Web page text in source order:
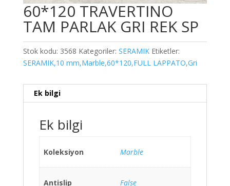
60*120 TRAVERTINO
TAM PARLAK GRI REK SP
Stok kodu: 3568 Kategoriler: SERAMIK Etiketler:
SERAMIK,10 mm,Marble,60*120,FULL LAPPATO,Gri
Ek bilgi
Ek bilgi
Koleksiyon Marble
Antislip False